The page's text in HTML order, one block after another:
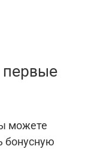
можете
бонусную